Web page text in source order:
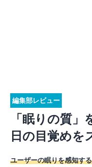
編集部レビュー
「眠りの質
日の目覚めを
ユーザーの眠りを感知す